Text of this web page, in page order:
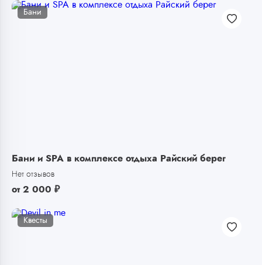
Бани
Бани и SPA в комплексе отдыха Райский берег
Нет отзывов
от 2 000 ₽
Квесты